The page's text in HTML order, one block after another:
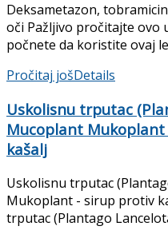
Deksametazon,
oči Pažljivo pročitajte ovo
počnete da koristite ovaj
Pročitaj jošDetails
Uskolisnu trputac
Mucoplant
kašalj
Uskolisnu trputac
Mukoplant - sirup protiv
trputac (Plantago